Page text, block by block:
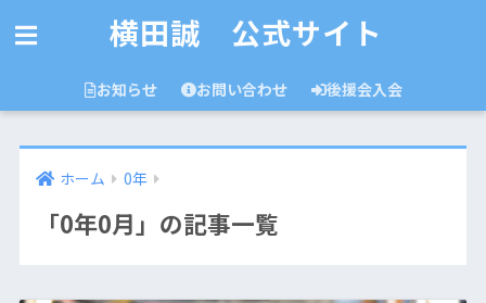
横田誠 公式サイト
お知らせ お問い合わせ 後援会入会
ホーム 0年
「0年0月」の記事一覧